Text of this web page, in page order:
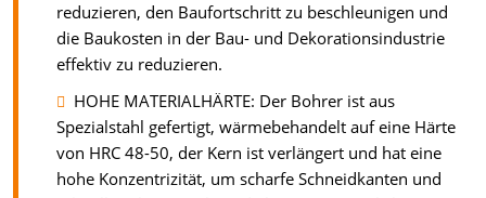
reduzieren, den Baufortschritt zu beschleunigen und
die Baukosten in der Bau- und Dekorationsindustrie
effektiv zu reduzieren.
HOHE MATERIALHÄRTE: Der Bohrer ist aus
Spezialstahl gefertigt, wärmebehandelt auf eine Härte
von HRC 48-50, der Kern ist verlängert und hat eine
hohe Konzentrizität, um scharfe Schneidkanten und